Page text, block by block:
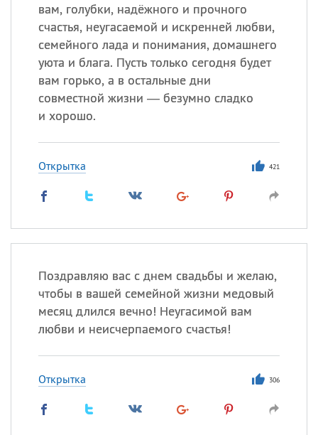
вам, голубки, надёжного и прочного
счастья, неугасаемой и искренней любви,
семейного лада и понимания, домашнего
уюта и блага. Пусть только сегодня будет
вам горько, а в остальные дни
совместной жизни — безумно сладко
и хорошо.
Открытка 421
Поздравляю вас с днем свадьбы и желаю,
чтобы в вашей семейной жизни медовый
месяц длился вечно! Неугасимой вам
любви и неисчерпаемого счастья!
Открытка 306